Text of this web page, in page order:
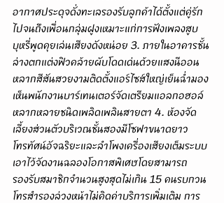
อากาศประดุจดั่งทะเลรองรับลูกค้าได้ตั้งแต่คู่รัก
ไปจนถึงเพื่อนกลุ่มฝูงเหมาะแก่การฟังเพลงสูบ
บุหรี่พูดคุยเล่นเสียงดังหน่อย 3. ภายในอาคารชั้น
ล่างตกแต่งฟิวคล้ายผับโดดเด่นด้วยแสงนีออน
หลากสีสันสวยงามติดตั้งแอร์ไซส์ใหญ่เย็นฉ่ำมอง
เห็นพนักงานบาร์เทนเตอร์จัดเตรียมแอลกอฮอล์
หลากหลายชนิดเพลิดเพลินสายตา 4. ห้องจัด
เลี้ยงส่วนตัวบริเวณชั้นสองมีโซฟาขนาดยาว
โทรทัศน์อัจฉริยะและลำโพงเครื่องเสียงเต็มระบบ
เอาไว้จัดงานฉลองโอกาสพิเศษโดยสามารถ
รองรับสมาชิกจำนวนสูงสุดไม่เกิน 15 คนรบกวน
โทรสำรองล่วงหน้าไม่คิดค่าบริการเพิ่มเติม การ